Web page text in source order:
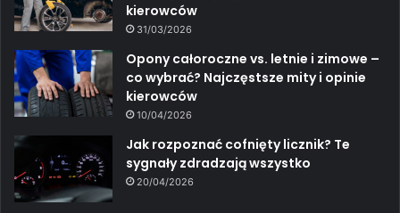
kierowców
31/03/2026
Opony całoroczne vs. letnie i zimowe –
co wybrać? Najczęstsze mity i opinie
kierowców
10/04/2026
Jak rozpoznać cofnięty licznik? Te
sygnały zdradzają wszystko
20/04/2026